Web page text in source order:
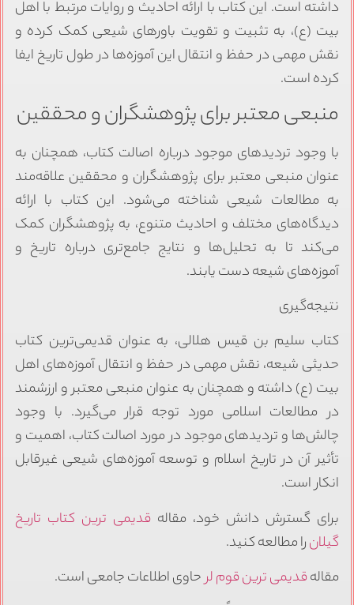
داشته است. این کتاب با ارائه احادیث و روایات مرتبط با اهل
بیت (ع)، به تثبیت و تقویت باورهای شیعی کمک کرده و
نقش مهمی در حفظ و انتقال این آموزه‌ها در طول تاریخ ایفا
کرده است.
منبعی معتبر برای پژوهشگران و محققین
با وجود تردیدهای موجود درباره اصالت کتاب، همچنان به
عنوان منبعی معتبر برای پژوهشگران و محققین علاقه‌مند
به مطالعات شیعی شناخته می‌شود. این کتاب با ارائه
دیدگاه‌های مختلف و احادیث متنوع، به پژوهشگران کمک
می‌کند تا به تحلیل‌ها و نتایج جامع‌تری درباره تاریخ و
آموزه‌های شیعه دست یابند.
نتیجه‌گیری
کتاب سلیم بن قیس هلالی، به عنوان قدیمی‌ترین کتاب
حدیثی شیعه، نقش مهمی در حفظ و انتقال آموزه‌های اهل
بیت (ع) داشته و همچنان به عنوان منبعی معتبر و ارزشمند
در مطالعات اسلامی مورد توجه قرار می‌گیرد. با وجود
چالش‌ها و تردیدهای موجود در مورد اصالت کتاب، اهمیت و
تأثیر آن در تاریخ اسلام و توسعه آموزه‌های شیعی غیرقابل
انکار است.
برای گسترش دانش خود، مقاله قدیمی ترین کتاب تاریخ
گیلانرا مطالعه کنید.
مقالهقدیمی ترین قوم لرحاوی اطلاعات جامعی است.